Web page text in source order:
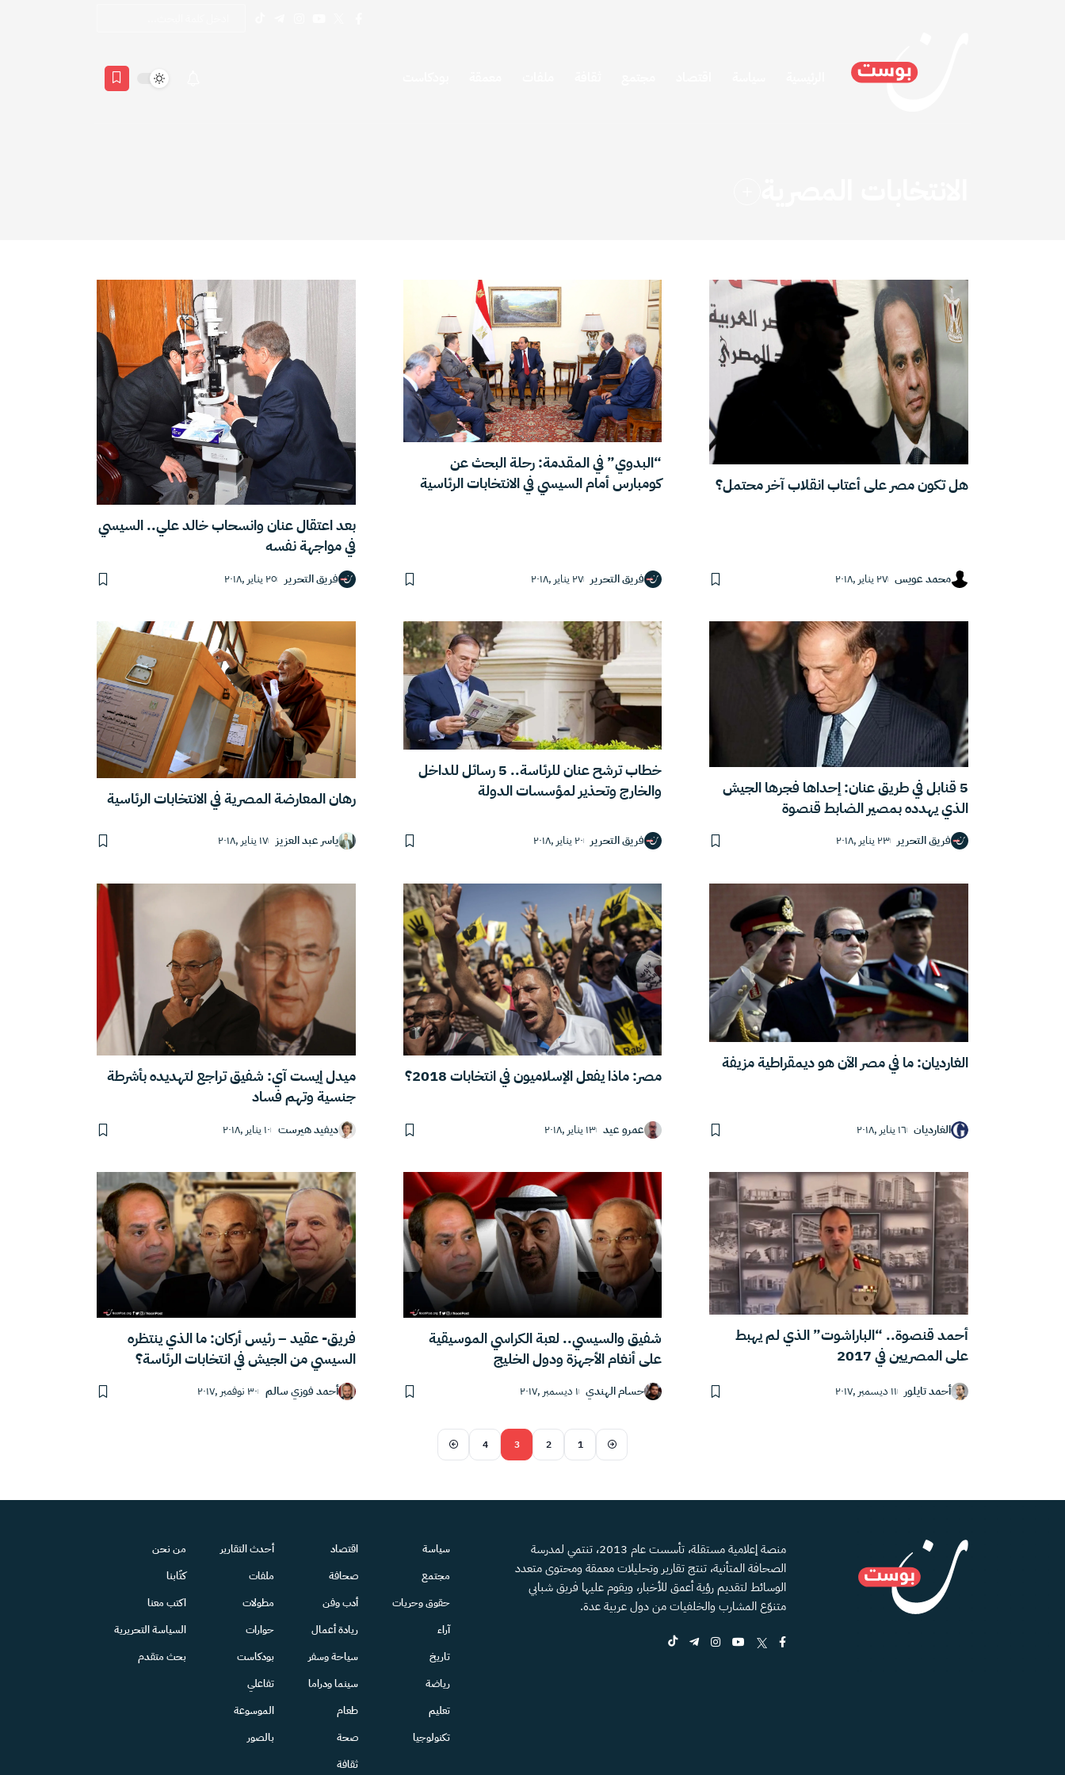
هل تكون مصر على أعتاب انقلاب آخر محتمل؟
محمد عويس ٢٧ يناير ,٢٠١٨
“البدوي” في المقدمة: رحلة البحث عن
كومبارس أمام السيسي في الانتخابات الرئاسية
فريق التحرير ٢٧ يناير ,٢٠١٨
بعد اعتقال عنان وانسحاب خالد علي.. السيسي
في مواجهة نفسه
فريق التحرير ٢٥ يناير ,٢٠١٨
5 قنابل في طريق عنان: إحداها فجرها الجيش
الذي يهدده بمصير الضابط قنصوة
فريق التحرير ٢٣ يناير ,٢٠١٨
خطاب ترشح عنان للرئاسة.. 5 رسائل للداخل
والخارج وتحذير لمؤسسات الدولة
فريق التحرير ٢٠ يناير ,٢٠١٨
رهان المعارضة المصرية في الانتخابات الرئاسية
ياسر عبد العزيز ١٧ يناير ,٢٠١٨
الغارديان: ما في مصر الآن هو ديمقراطية مزيفة
الغارديان ١٦ يناير ,٢٠١٨
مصر: ماذا يفعل الإسلاميون في انتخابات 2018؟
عمرو عيد ١٣ يناير ,٢٠١٨
ميدل إيست آي: شفيق تراجع لتهديده بأشرطة
جنسية وتهم فساد
ديفيد هيرست ١٠ يناير ,٢٠١٨
أحمد قنصوة.. “الباراشوت” الذي لم يهبط
على المصريين في 2017
أحمد تايلور ١١ ديسمبر ,٢٠١٧
شفيق والسيسي.. لعبة الكراسي الموسيقية
على أنغام الأجهزة ودول الخليج
حسام الهندي ١ ديسمبر ,٢٠١٧
فريق- عقيد – رئيس أركان: ما الذي ينتظره
السيسي من الجيش في انتخابات الرئاسة؟
أحمد فوزي سالم ٣٠ نوفمبر ,٢٠١٧
1
2
3
4
منصة إعلامية مستقلة، تأسست عام 2013، تنتمي لمدرسة
الصحافة المتأنية، تنتج تقارير وتحليلات معمقة ومحتوى متعدد
الوسائط لتقديم رؤية أعمق للأخبار، ويقوم عليها فريق شبابي
متنوّع المشارب والخلفيات من دول عربية عدة.
سياسة
مجتمع
حقوق وحريات
آراء
تاريخ
رياضة
تعليم
تكنولوجيا
اقتصاد
صحافة
أدب وفن
ريادة أعمال
سياحة وسفر
سينما ودراما
طعام
صحة
ثقافة
أحدث التقارير
ملفات
مطولات
حوارات
بودكاست
تفاعلي
الموسوعة
بالصور
من نحن
كتّابنا
اكتب معنا
السياسة التحريرية
بحث متقدم